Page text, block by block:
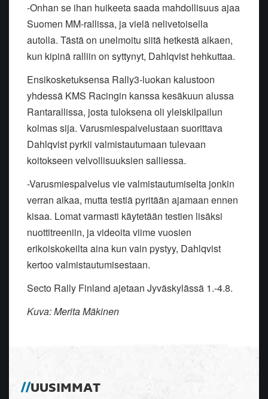
-Onhan se ihan huikeeta saada mahdollisuus ajaa
Suomen MM-rallissa, ja vielä nelivetoisella
autolla. Tästä on unelmoitu siitä hetkestä alkaen,
kun kipinä ralliin on syttynyt, Dahlqvist hehkuttaa.
Ensikosketuksensa Rally3-luokan kalustoon
yhdessä KMS Racingin kanssa kesäkuun alussa
Rantarallissa, josta tuloksena oli yleiskilpailun
kolmas sija. Varusmiespalvelustaan suorittava
Dahlqvist pyrkii valmistautumaan tulevaan
koitokseen velvollisuuksien salliessa.
-Varusmiespalvelus vie valmistautumiselta jonkin
verran aikaa, mutta testiä pyritään ajamaan ennen
kisaa. Lomat varmasti käytetään testien lisäksi
nuottitreeniin, ja videoita viime vuosien
erikoiskokeilta aina kun vain pystyy, Dahlqvist
kertoo valmistautumisestaan.
Secto Rally Finland ajetaan Jyväskylässä 1.-4.8.
Kuva: Merita Mäkinen
UUSIMMAT